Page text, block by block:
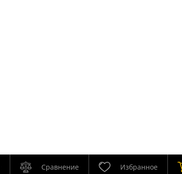
Сравнение Избранное